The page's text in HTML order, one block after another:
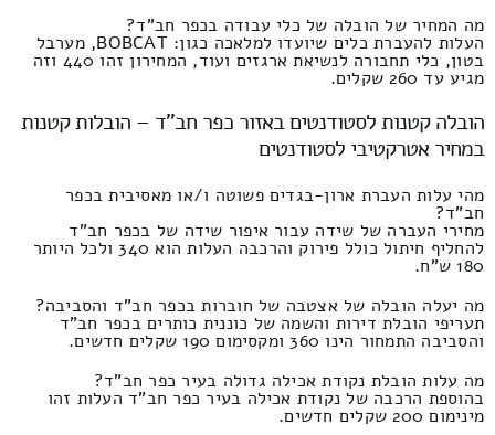
מה המחיר של הובלה של כלי עבודה בכפר חב"ד?
העלות להעברת כלים שיועדו למלאכה כגון: BOBCAT, מערבל
בטון, כלי תחבורה לנשיאת ארגזים ועוד, המחירון זהו 440 וזה
מגיע עד 260 שקלים.
הובלה קטנות לסטודנטים באזור כפר חב"ד – הובלות קטנות
במחיר אטרקטיבי לסטודנטים
מהי עלות העברת ארון-בגדים פשוטה ו/או מאסיבית בכפר
חב"ד?
מחירי העברה של שידה עבור איפור שידה של בכפר חב"ד
להחליף חיתול כולל פירוק והרכבה העלות הוא 340 ולכל היותר
180 ש"ח.
מה יעלה הובלה של אצטבה של חוברות בכפר חב"ד והסביבה?
תעריפי הובלת דירות והשמה של כוננית כותרים בכפר חב"ד
והסביבה התמחור הינו 360 ומקסימום 190 שקלים חדשים.
מה עלות הובלת נקודת אכילה גדולה בעיר כפר חב"ד?
בהוספת הרכבה של נקודת אכילה בעיר כפר חב"ד העלות זהו
מינימום 200 שקלים חדשים.